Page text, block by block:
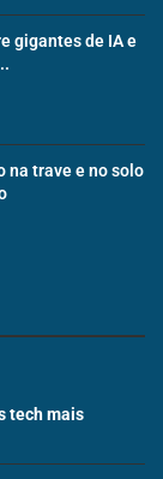
gigantes de IA e
na trave e no solo
tech mais